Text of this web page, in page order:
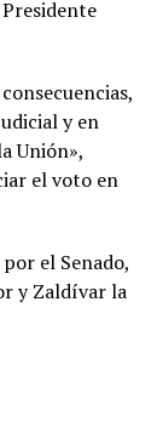
y en
Unión»,
el voto en
el Senado,
y Zaldívar la